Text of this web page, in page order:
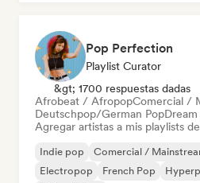
Pop Perfection
Playlist Curator
&gt; 1700 respuestas dadas
Afrobeat / AfropopComercial /
Deutschpop/German Pop
Agregar artistas a mis playlists
Indie pop Comercial /
Electropop
French Pop